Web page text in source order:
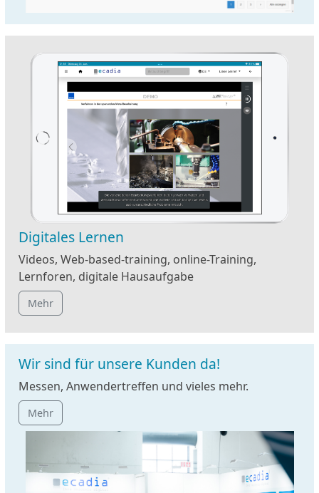
Digitales Lernen
Videos, Web-based-training, online-Training,
Lernforen, digitale Hausaufgabe
Mehr
Wir sind für unsere Kunden da!
Messen, Anwendertreffen und vieles mehr.
Mehr